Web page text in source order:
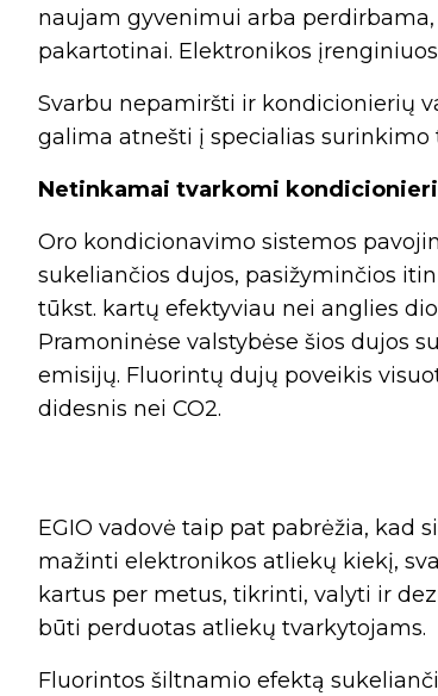
naujam gyvenimui arba
pakartotinai. Elektronikos
Svarbu nepamiršti ir kondicionierių
galima atnešti į specialias surinkimo
Netinkamai tvarkomi
Oro kondicionavimo sistemos
sukeliančios dujos, pasižyminčios
tūkst. kartų efektyviau nei anglies
Pramoninėse valstybėse šios dujos
emisijų. Fluorintų dujų poveikis
didesnis nei CO2.
EGIO vadovė taip pat pabrėžia,
mažinti elektronikos atliekų kiekį,
kartus per metus, tikrinti, valyti ir
būti perduotas atliekų tvarkytojams.
Fluorintos šiltnamio efektą